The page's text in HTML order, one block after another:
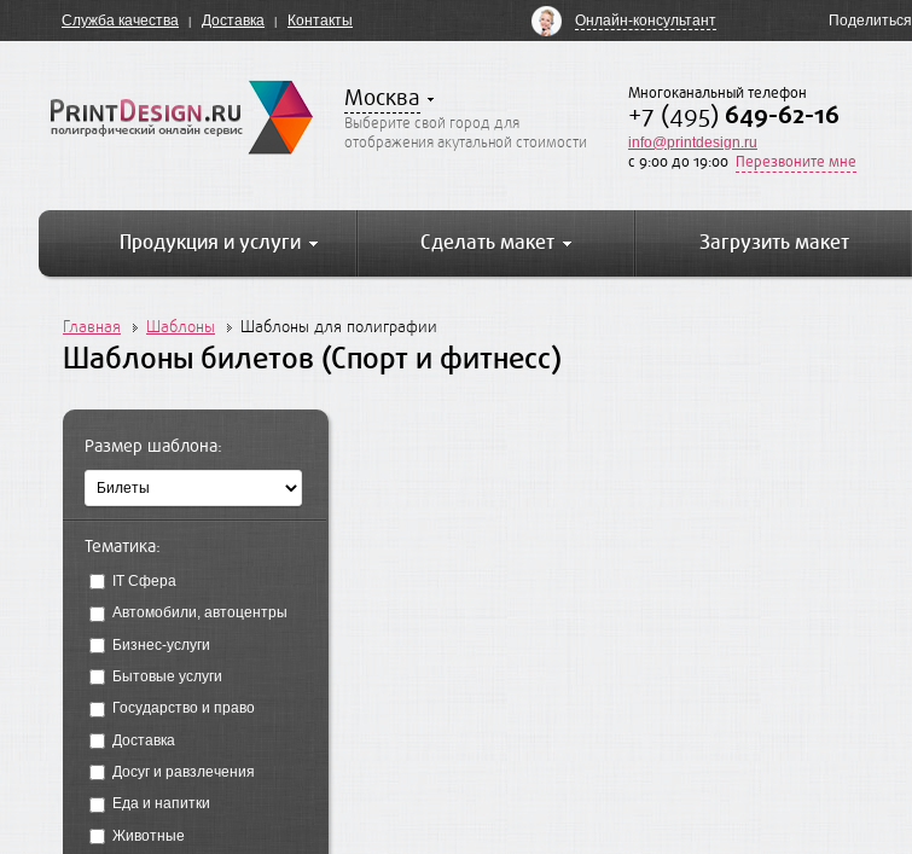
Служба качества Доставка Контакты Онлайн-консультант Поделиться
Москва
Выберите свой город для
отображения акутальной стоимости
Многоканальный телефон
+7 (495) 649-62-16
info@printdesign.ru
c 9:00 до 19:00 Перезвоните мне
Продукция и услуги Сделать макет Загрузить макет
Главная Шаблоны Шаблоны для полиграфии
Шаблоны билетов (Спорт и фитнесс)
Размер шаблона:
Тематика:
IT Сфера
Автомобили, автоцентры
Бизнес-услуги
Бытовые услуги
Государство и право
Доставка
Досуг и равзлечения
Еда и напитки
Животные